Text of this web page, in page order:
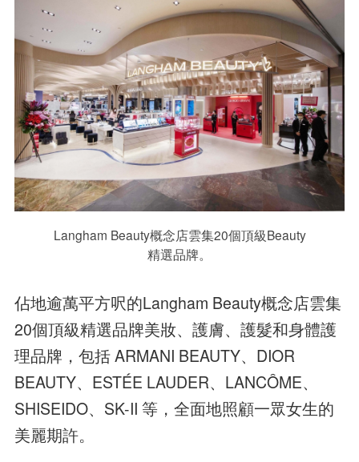
Langham Beauty概念店雲集20個頂級Beauty
精選品牌。
佔地逾萬平方呎的Langham Beauty概念店雲集
20個頂級精選品牌美妝、護膚、護髮和身體護
理品牌，包括 ARMANI BEAUTY、DIOR
BEAUTY、ESTÉE LAUDER、LANCÔME、
SHISEIDO、SK-II 等，全面地照顧一眾女生的
美麗期許。